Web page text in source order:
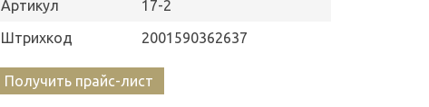
Артикул
17-2
Штрихкод
2001590362637
Получить прайс-лист